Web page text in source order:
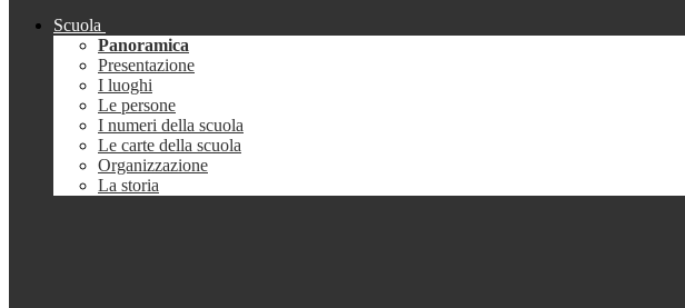
Scuola
Panoramica
Presentazione
I luoghi
Le persone
I numeri della scuola
Le carte della scuola
Organizzazione
La storia